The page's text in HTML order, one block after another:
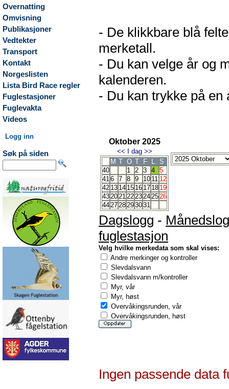
Overnatting
Omvisning
Publikasjoner
Vedtekter
Transport
Kontakt
Norgeslisten
Lista Bird Race regler
Fuglestasjoner
Fuglevakta
Videos
Logg inn
Søk på siden
- De klikkbare blå
merketall.
- Du kan velge år og
kalenderen.
- Du kan trykke på en
Oktober 2025
<< I dag >>
M T O T F L
S
40
1 2 3 4 5
416 7 8 9 10 11 12
42 13 14 15 16 17 18 19
4320212223242526
442728293031
Dagslogg -
fuglestasjon
Velg hvilke merkedata som skal vises:
Andre merkinger og kontroller
Slevdalsvann
Slevdalsvann m/kontroller
Myr, vår
Myr, høst
Overvåkingsrunden, vår
Overvåkingsrunden, høst
Ingen passende data